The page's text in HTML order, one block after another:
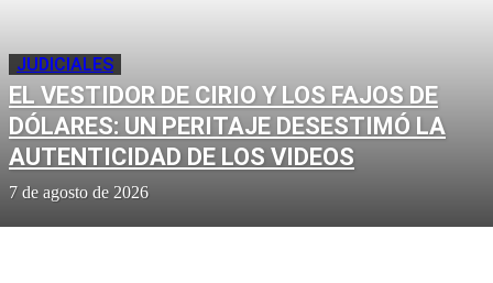
JUDICIALES
EL VESTIDOR DE CIRIO Y LOS FAJOS DE
DÓLARES: UN PERITAJE DESESTIMÓ LA
AUTENTICIDAD DE LOS VIDEOS
7 de agosto de 2026